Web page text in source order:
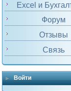
Excel и
Форум
Отзывы
Связь
Войти